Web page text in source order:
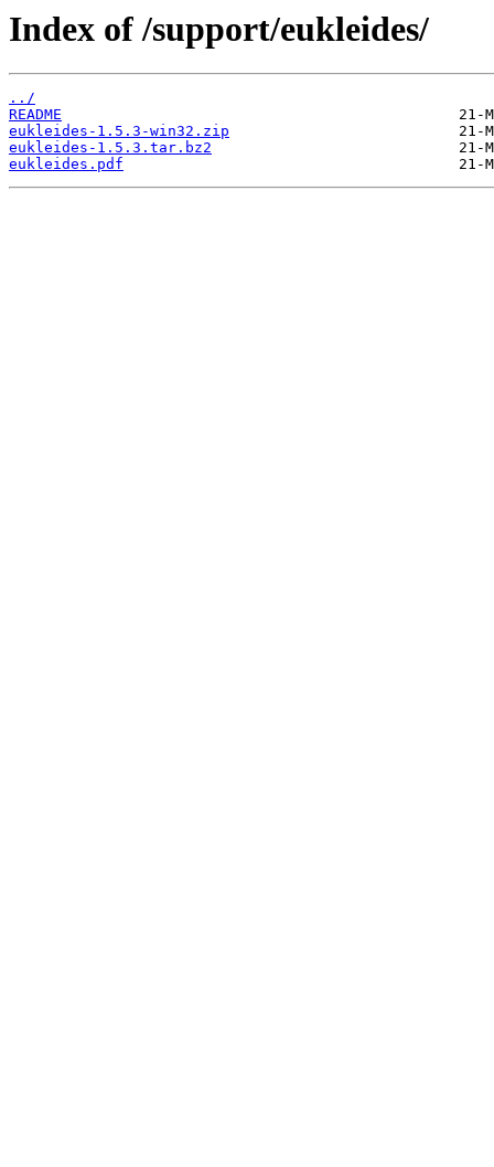
Index of /support/eukleides/
../
README
eukleides-1.5.3-win32.zip
eukleides-1.5.3.tar.bz2
eukleides.pdf